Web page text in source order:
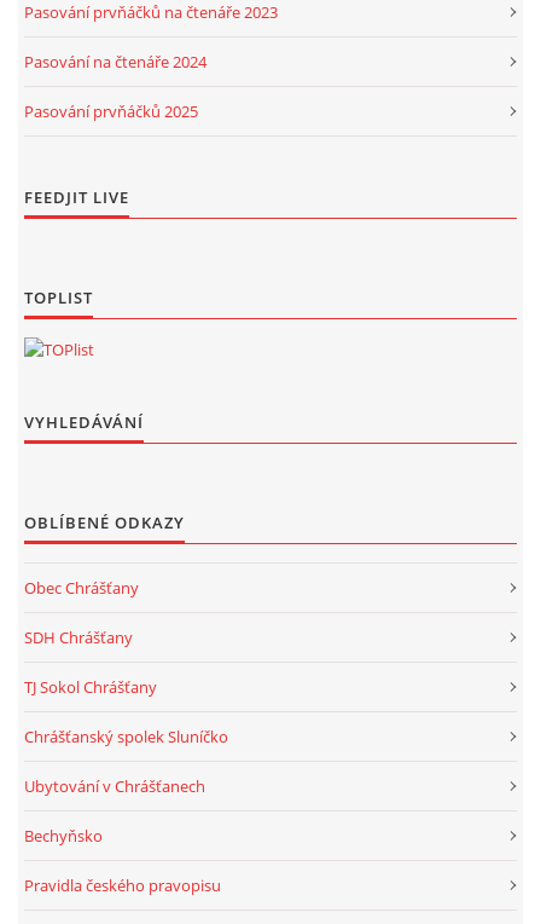
Pasování prvňáčků na čtenáře 2023
Pasování na čtenáře 2024
Pasování prvňáčků 2025
FEEDJIT LIVE
TOPLIST
VYHLEDÁVÁNÍ
OBLÍBENÉ ODKAZY
Obec Chrášťany
SDH Chrášťany
TJ Sokol Chrášťany
Chrášťanský spolek Sluníčko
Ubytování v Chrášťanech
Bechyňsko
Pravidla českého pravopisu